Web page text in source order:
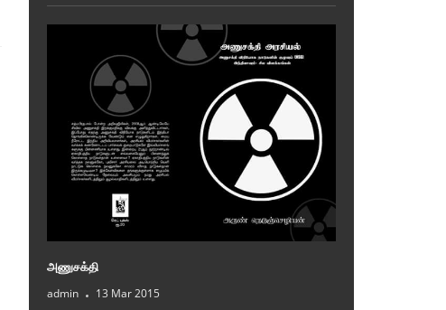
அணுசக்தி
admin 13 Mar 2015